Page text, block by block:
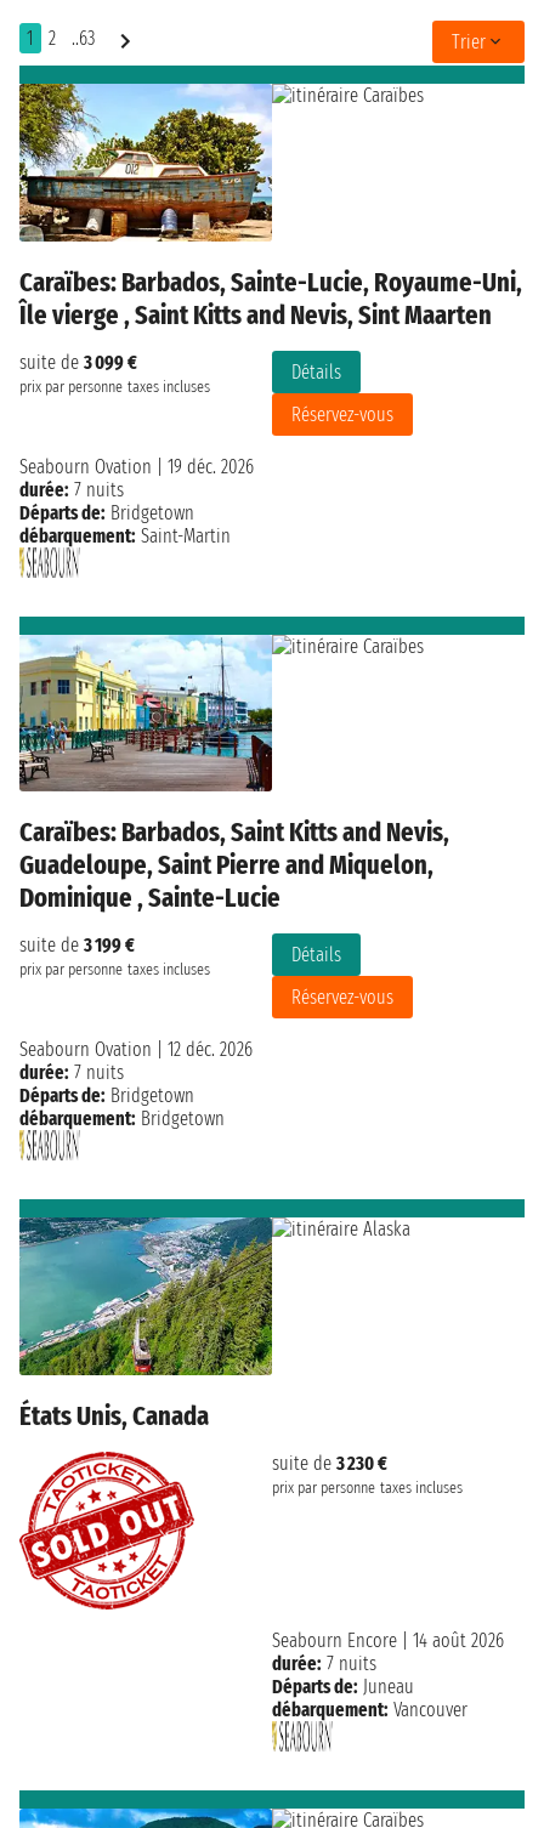
1 2 ..63 Trier
Caraïbes: Barbados, Sainte-Lucie, Royaume-Uni,
Île vierge , Saint Kitts and Nevis, Sint Maarten
suite de 3 099 €
prix par personne taxes incluses
Détails
Réservez-vous
Seabourn Ovation
19 déc. 2026
durée: 7 nuits
Départs de: Bridgetown
débarquement: Saint-Martin
Caraïbes: Barbados, Saint Kitts and Nevis,
Guadeloupe, Saint Pierre and Miquelon,
Dominique , Sainte-Lucie
suite de 3 199 €
prix par personne taxes incluses
Détails
Réservez-vous
Seabourn Ovation
12 déc. 2026
durée: 7 nuits
Départs de: Bridgetown
débarquement: Bridgetown
États Unis, Canada
suite de 3 230 €
prix par personne taxes incluses
Seabourn Encore
14 août 2026
durée: 7 nuits
Départs de: Juneau
débarquement: Vancouver